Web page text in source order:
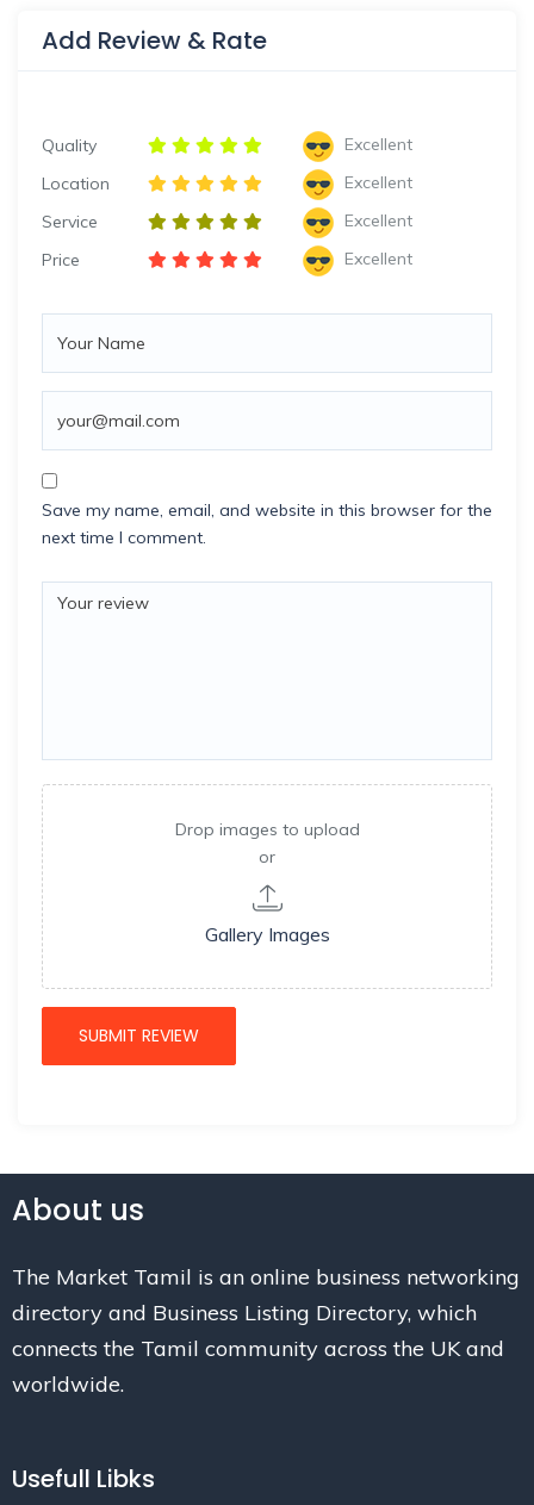
Add Review & Rate
Quality
Excellent
Location
Excellent
Service
Excellent
Price
Excellent
Save my name, email, and website in this browser for the
next time I comment.
Drop images to upload
or
Gallery Images
About us
The Market Tamil is an online business networking
directory and Business Listing Directory, which
connects the Tamil community across the UK and
worldwide.
Usefull Libks